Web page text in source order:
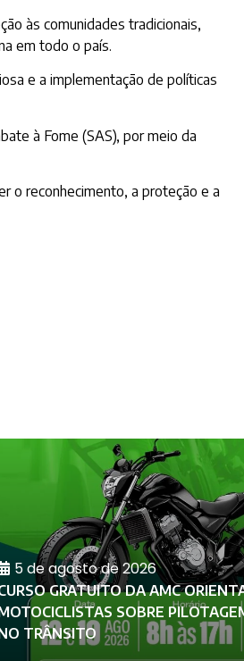
às comunidades tradicionais,
em todo o país.
e a implementação de políticas
à Fome (SAS), por meio da
o reconhecimento, a proteção e a
5 de agosto de 2026
GRATUITO DA AMC
SOBRE
TRÂNSITO